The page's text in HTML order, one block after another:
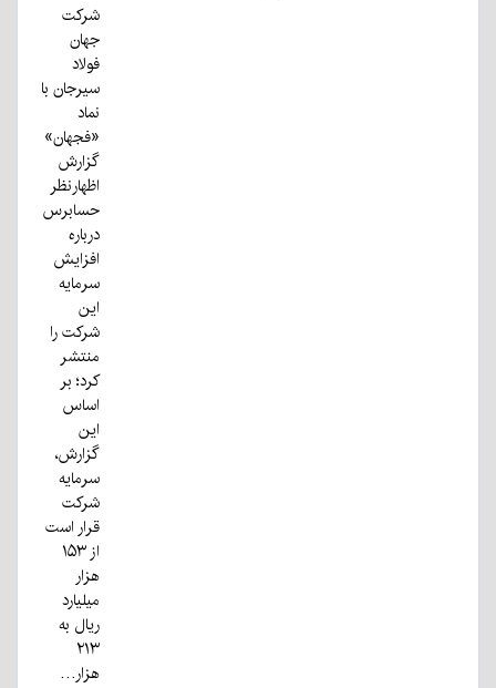
شرکت
جهان
فولاد
سیرجان با
نماد
«فجهان»
گزارش
اظهارنظر
حسابرس
درباره
افزایش
سرمایه
این
شرکت را
منتشر
کرد؛ بر
اساس
این
گزارش،
سرمایه
شرکت
قرار است
از ۱۵۳
هزار
میلیارد
ریال به
۲۱۳
هزار…